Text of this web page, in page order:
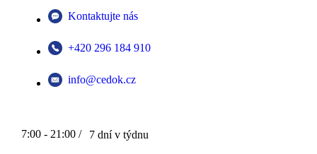
Kontaktujte nás
+420 296 184 910
info@cedok.cz
7:00 - 21:00 / 7 dní v týdnu